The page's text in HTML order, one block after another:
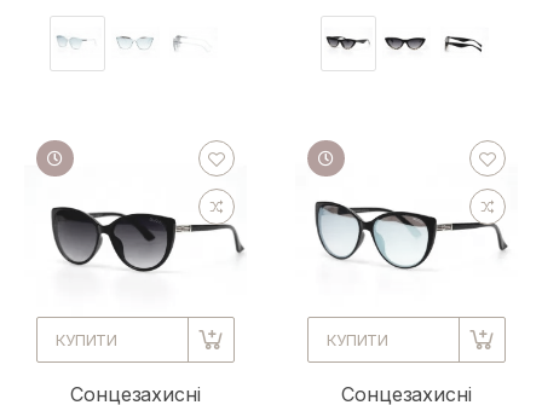
КУПИТИ
Сонцезахисні
КУПИТИ
Сонцезахисні